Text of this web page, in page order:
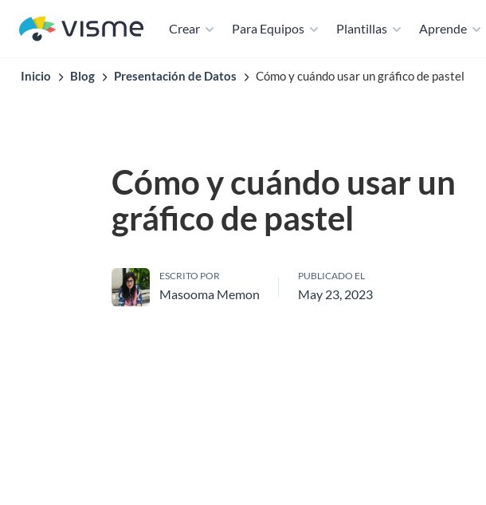
Crear Para Equipos Plantillas Aprende
Inicio Blog Presentación de Datos Cómo y cuándo usar un gráfico de pastel
Cómo y cuándo usar un
gráfico de pastel
ESCRITO POR
Masooma Memon
PUBLICADO EL
May 23, 2023